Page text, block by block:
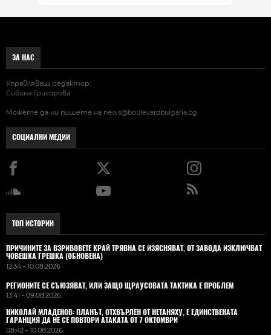
ЗА НАС
Управляващ редактор:
Сибина Григорова
Можете да ни пишете на news@boulevardbulgaria.bg
СОЦИАЛНИ МЕДИИ
ТОП ИСТОРИИ
ПРИЧИНИТЕ ЗА ВЗРИВОВЕТЕ КРАЙ ТРЯВНА СЕ ИЗЯСНЯВАТ, ОТ ЗАВОДА ИЗКЛЮЧВАТ
ЧОВЕШКА ГРЕШКА (ОБНОВЕНА)
12:34 - 10.08.2026
РЕГИОНИТЕ СЕ СЪЮЗЯВАТ, ИЛИ ЗАЩО ЩРАУСОВАТА ТАКТИКА Е ПРОБЛЕМ
13:41 - 09.08.2026
НИКОЛАЙ МЛАДЕНОВ: ПЛАНЪТ, ОТХВЪРЛЕН ОТ НЕТАНЯХУ, Е ЕДИНСТВЕНАТА
ГАРАНЦИЯ ДА НЕ СЕ ПОВТОРИ АТАКАТА ОТ 7 ОКТОМВРИ
08:42 - 10.08.2026